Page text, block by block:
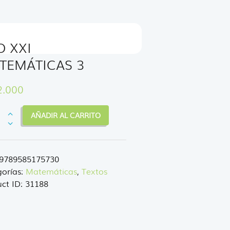
XXI
3
AÑADIR AL CARRITO
9789585175730
Matemáticas, Textos
ID: 31188